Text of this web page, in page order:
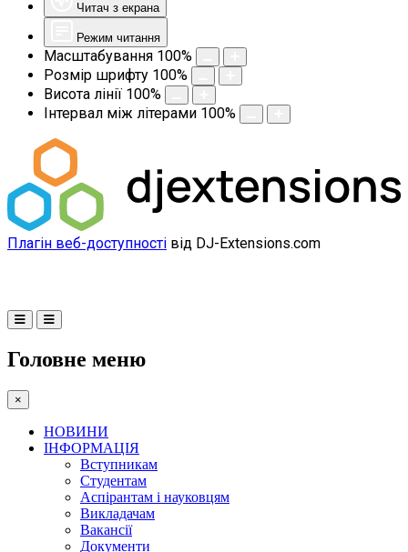
Читач з екрана
Режим читання
Масштабування 100%
Розмір шрифту 100%
Висота лінії 100%
Інтервал між літерами 100%
Плагін веб-доступності від DJ-Extensions.com
Головне меню
×
НОВИНИ
ІНФОРМАЦІЯ
Вступникам
Студентам
Аспірантам і науковцям
Викладачам
Вакансії
Документи